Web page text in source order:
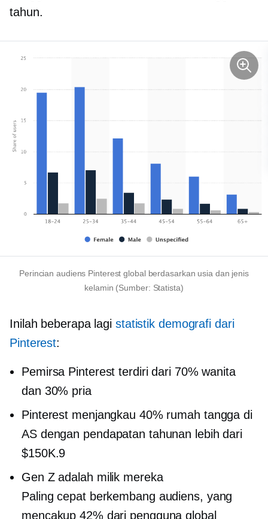
tahun.
Perincian audiens Pinterest global berdasarkan usia dan jenis
kelamin (Sumber: Statista)
Inilah beberapa lagi statistik demografi dari
Pinterest:
Pemirsa Pinterest terdiri dari 70% wanita
dan 30% pria
Pinterest menjangkau 40% rumah tangga di
AS dengan pendapatan tahunan lebih dari
$150K.9
Gen Z adalah milik mereka
Paling cepat berkembang audiens, yang
mencakup 42% dari pengguna global